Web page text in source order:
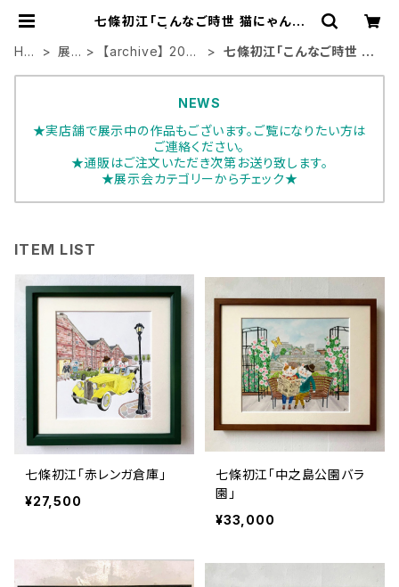
七條初江「こんなご時世 猫にゃんで
HO
展
【archive】 2021
七條初江「こんなご時世 猫
NEWS
★実店舗で展示中の作品もございます。ご覧になりたい方は
ご連絡ください。
★通販はご注文いただき次第お送り致します。
★展示会カテゴリーからチェック★
ITEM LIST
七條初江「赤レンガ倉庫」
¥27,500
七條初江「中之島公園バラ
園」
¥33,000